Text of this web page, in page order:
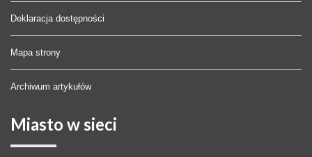
Deklaracja dostępności
Mapa strony
Archiwum artykułów
Miasto w sieci